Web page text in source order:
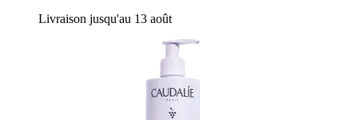
Livraison jusqu'au 13 août